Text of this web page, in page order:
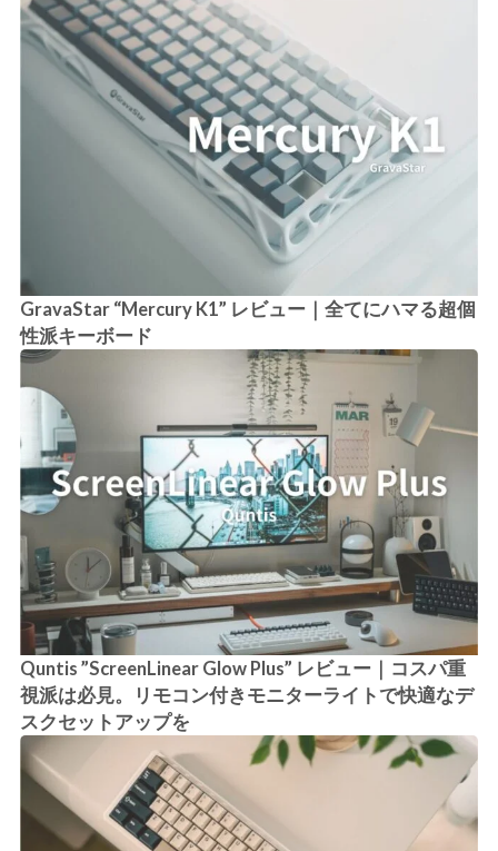
GravaStar “Mercury K1” レビュー｜全てにハマる超個
性派キーボード
Quntis ”ScreenLinear Glow Plus” レビュー｜コスパ重
視派は必見。リモコン付きモニターライトで快適なデ
スクセットアップを